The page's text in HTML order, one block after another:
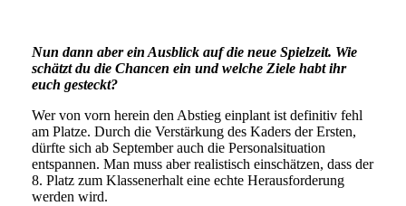
Nun dann aber ein Ausblick auf die neue Spielzeit. Wie
schätzt du die Chancen ein und welche Ziele habt ihr
euch gesteckt?
Wer von vorn herein den Abstieg einplant ist definitiv fehl
am Platze. Durch die Verstärkung des Kaders der Ersten,
dürfte sich ab September auch die Personalsituation
entspannen. Man muss aber realistisch einschätzen, dass der
8. Platz zum Klassenerhalt eine echte Herausforderung
werden wird.